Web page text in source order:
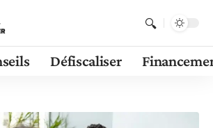
Défiscaliser